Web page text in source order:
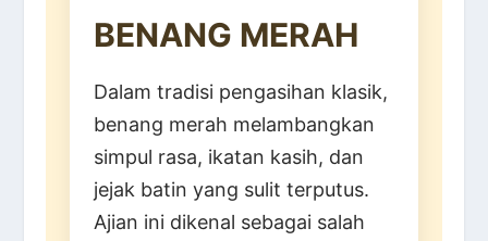
BENANG MERAH
Dalam tradisi pengasihan klasik,
benang merah melambangkan
simpul rasa, ikatan kasih, dan
jejak batin yang sulit terputus.
Ajian ini dikenal sebagai salah